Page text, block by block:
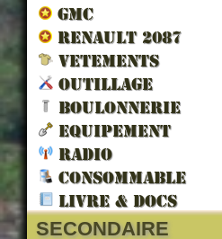
GMC
RENAULT 2087
VETEMENTS
OUTILLAGE
BOULONNERIE
EQUIPEMENT
RADIO
CONSOMMABLE
LIVRE & DOCS
SECONDAIRE